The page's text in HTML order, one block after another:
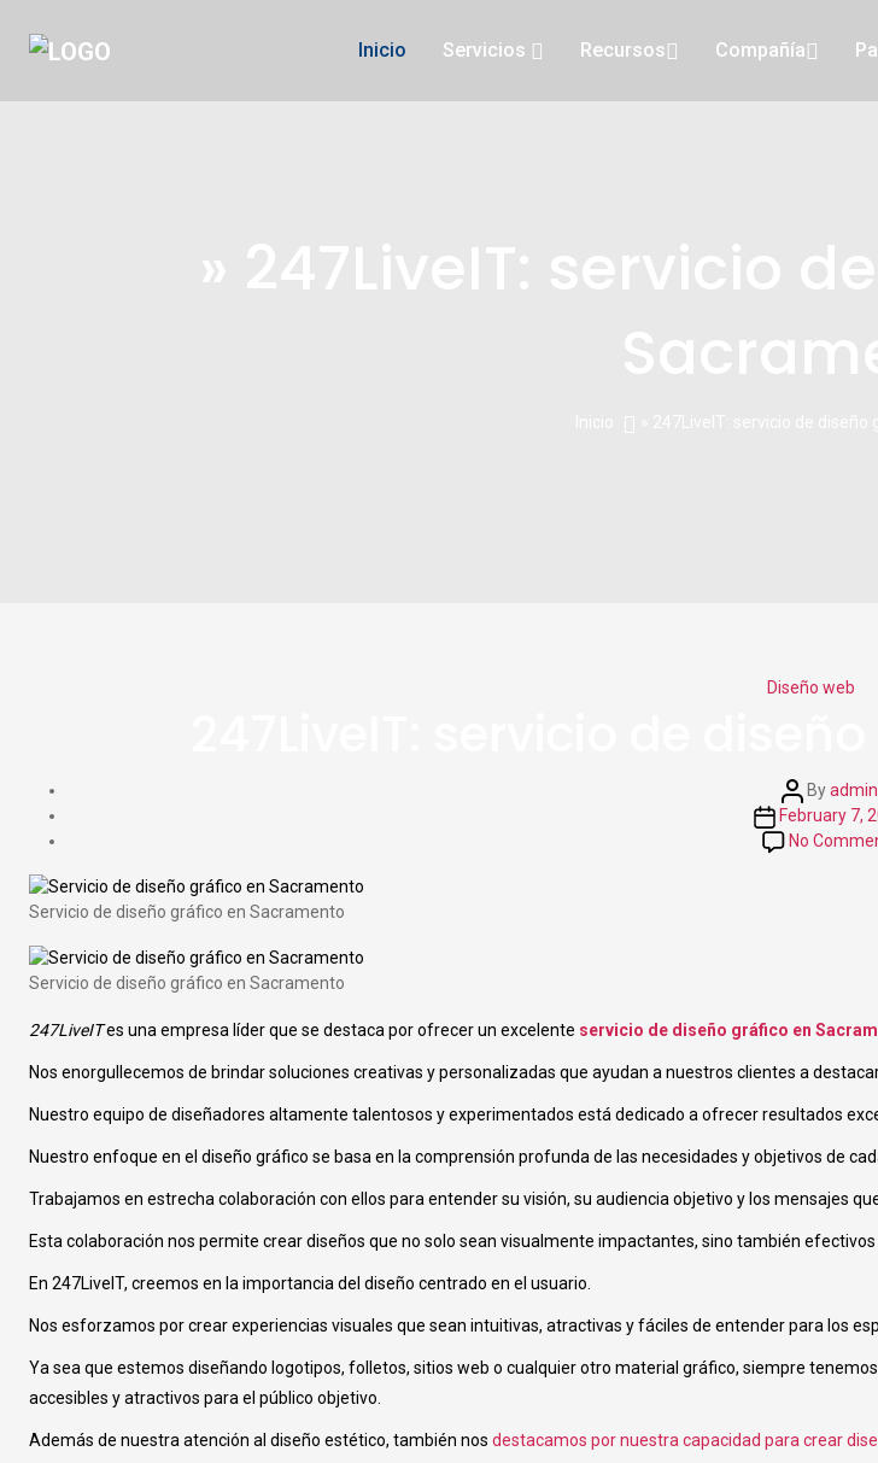
Inicio Servicios Recursos Compañía
Diseño web
Post
author
Byadmin
Post
date
February 7,
No
Servicio de diseño gráfico en Sacramento
Servicio de diseño gráfico en Sacramento
247LiveITes una empresa líder que se destaca por ofrecer un excelente servicio de diseño gráfico en
Nos enorgullecemos de brindar soluciones creativas y personalizadas que ayudan a nuestros clientes a
Nuestro equipo de diseñadores altamente talentosos y experimentados está dedicado a ofrecer resultados
Nuestro enfoque en el diseño gráfico se basa en la comprensión profunda de las necesidades y objetivos de
Trabajamos en estrecha colaboración con ellos para entender su visión, su audiencia objetivo y los mensajes
Esta colaboración nos permite crear diseños que no solo sean visualmente impactantes, sino también
En 247LiveIT, creemos en la importancia del diseño centrado en el usuario.
Nos esforzamos por crear experiencias visuales que sean intuitivas, atractivas y fáciles de entender para los
Ya sea que estemos diseñando logotipos, folletos, sitios web o cualquier otro material gráfico, siempre
accesibles y atractivos para el público objetivo.
Además de nuestra atención al diseño estético, también nos destacamos por nuestra capacidad para crear